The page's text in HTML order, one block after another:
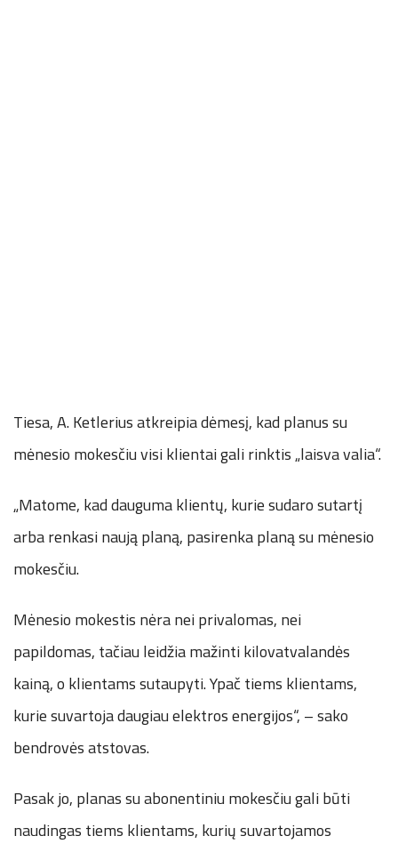
Tiesa, A. Ketlerius atkreipia dėmesį, kad planus su
mėnesio mokesčiu visi klientai gali rinktis „laisva valia“.
„Matome, kad dauguma klientų, kurie sudaro sutartį
arba renkasi naują planą, pasirenka planą su mėnesio
mokesčiu.
Mėnesio mokestis nėra nei privalomas, nei
papildomas, tačiau leidžia mažinti kilovatvalandės
kainą, o klientams sutaupyti. Ypač tiems klientams,
kurie suvartoja daugiau elektros energijos“, – sako
bendrovės atstovas.
Pasak jo, planas su abonentiniu mokesčiu gali būti
naudingas tiems klientams, kurių suvartojamos